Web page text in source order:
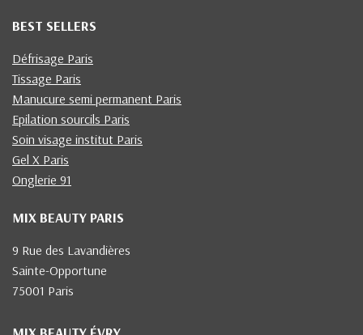
BEST SELLERS
Défrisage Paris
Tissage Paris
Manucure semi permanent Paris
Epilation sourcils Paris
Soin visage institut Paris
Gel X Paris
Onglerie 91
MIX BEAUTY PARIS
9 Rue des Lavandières
Sainte-Opportune
75001 Paris